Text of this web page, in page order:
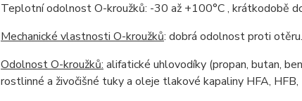
Teplotní odolnost O-kroužků: -30 až +100°C , krátkodobě
Mechanické vlastnosti O-kroužků: dobrá odolnost proti
Odolnost O-kroužků: alifatické uhlovodíky (propan, butan,
rostlinné a živočišné tuky a oleje tlakové kapaliny HFA,